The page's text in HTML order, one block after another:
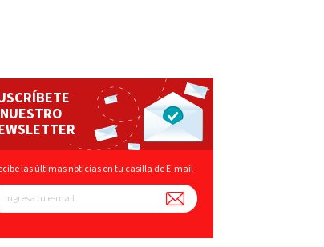
las últimas noticias en tu casilla de E-mail